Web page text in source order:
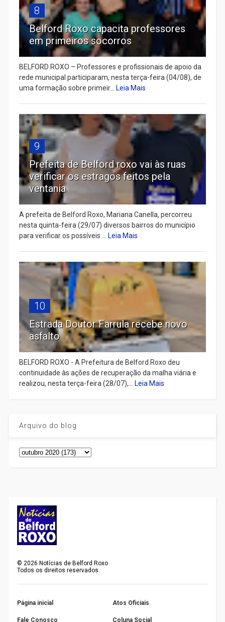
8
Belford Roxo capacita professores
em primeiros socorros
BELFORD ROXO – Professores e profissionais de apoio da
rede municipal participaram, nesta terça-feira (04/08), de
uma formação sobre primeir... Leia Mais
9
Prefeita de Belford roxo vai às ruas
verificar os estragos feitos pela
ventania
A prefeita de Belford Roxo, Mariana Canella, percorreu
nesta quinta-feira (29/07) diversos bairros do município
para verificar os possíveis ... Leia Mais
10
Estrada Doutor Farrula recebe novo
asfalto
BELFORD ROXO - A Prefeitura de Belford Roxo deu
continuidade às ações de recuperação da malha viária e
realizou, nesta terça-feira (28/07),... Leia Mais
Arquivo do blog
©2026 Notícias de Belford Roxo
Todos os direitos reservados.
Página inicial Atos Oficiais
Fale Conosco Coluna Social